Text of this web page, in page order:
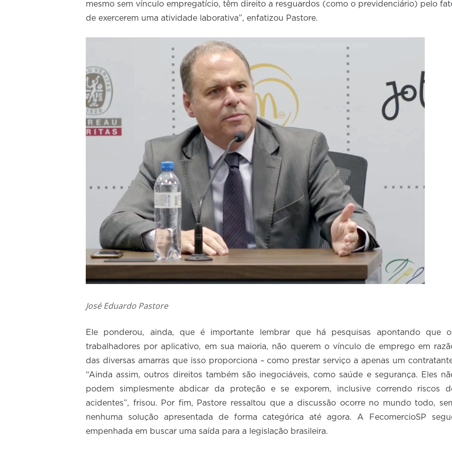
mesmo sem vínculo empregatício, têm direito a resguardos (como o previdenciário) pelo
de exercerem uma atividade laborativa”, enfatizou Pastore.
José Eduardo Pastore
Ele ponderou, ainda, que é importante lembrar que há pesquisas apontando que
trabalhadores por aplicativo, em sua maioria, não querem o vínculo de emprego em
das diversas amarras que isso proporciona – como prestar serviço a apenas um
“Ainda assim, outros direitos também são inegociáveis, como saúde e segurança. Eles
podem simplesmente abdicar da proteção e se exporem, inclusive correndo riscos
acidentes”, frisou. Por fim, Pastore ressaltou que a discussão ocorre no mundo todo,
nenhuma solução apresentada de forma categórica até agora. A FecomercioSP
empenhada em buscar uma saída para a legislação brasileira.